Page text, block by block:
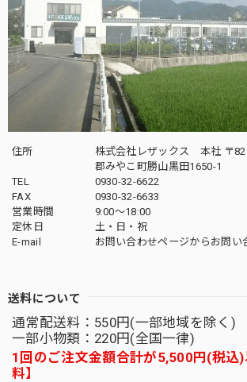
住所
株式会社レザックス 本社 〒
郡みやこ町勝山黒田1650-1
TEL
0930-32-6622
FAX
0930-32-6633
営業時間
9:00〜18:00
定休日
土・日・祝
E-mail
お問い合わせページからお問い
送料について
通常配送料：550円(一部地域を除く)
一部小物類：220円(全国一律)
1回のご注文金額合計が5,500円(税込
料】